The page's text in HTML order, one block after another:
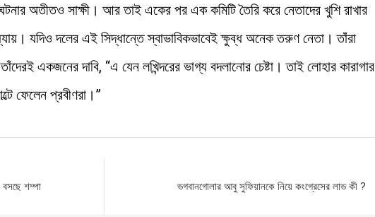
অতীতও সাক্ষী। আর তাই একের পর এক কমিটি তৈরি করে নেতাদের খুশি রাখার
যদিও দলের এই সিদ্ধান্তে স্বাভাবিকভাবেই ক্ষুব্ধ অনেক তরুণ নেতা। তাঁরা
একজনের দাবি, “এ যেন লখিন্দরের ভাগ্য বদলানোর চেষ্টা। তাই লোহার কারাগার
ফেলেন প্রবীণরা।”
শম্পা ভগবানগোলার আবু সুফিয়ানকে নিয়ে কংগ্রেসের লাভ কী ?